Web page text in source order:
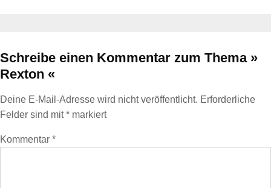
Schreibe einen Kommentar zum Thema »
Rexton «
Deine E-Mail-Adresse wird nicht veröffentlicht. Erforderliche
Felder sind mit* markiert
Kommentar *